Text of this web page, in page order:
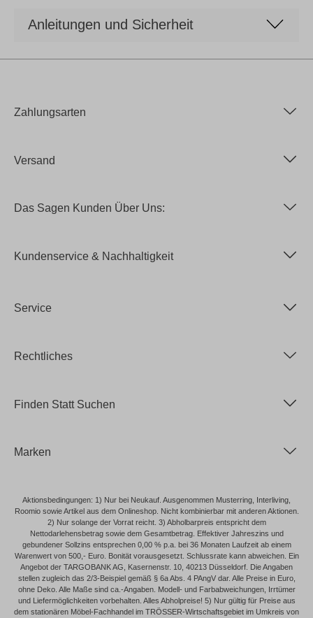
Anleitungen und Sicherheit
Zahlungsarten
Versand
Das Sagen Kunden Über Uns:
Kundenservice & Nachhaltigkeit
Service
Rechtliches
Finden Statt Suchen
Marken
Aktionsbedingungen: 1) Nur bei Neukauf. Ausgenommen Musterring, Interliving,
Roomio sowie Artikel aus dem Onlineshop. Nicht kombinierbar mit anderen Aktionen.
2) Nur solange der Vorrat reicht. 3) Abholbarpreis entspricht dem
Nettodarlehensbetrag sowie dem Gesamtbetrag. Effektiver Jahreszins und
gebundener Sollzins entsprechen 0,00 % p.a. bei 36 Monaten Laufzeit ab einem
Warenwert von 500,- Euro. Bonität vorausgesetzt. Schlussrate kann abweichen. Ein
Angebot der TARGOBANK AG, Kasernenstr. 10, 40213 Düsseldorf. Die Angaben
stellen zugleich das 2/3-Beispiel gemäß § 6a Abs. 4 PAngV dar. Alle Preise in Euro,
ohne Deko. Alle Maße sind ca.-Angaben. Modell- und Farbabweichungen, Irrtümer
und Liefermöglichkeiten vorbehalten. Alles Abholpreise! 5) Nur gültig für Preise aus
dem stationären Möbel-Fachhandel im TRÖSSER-Wirtschaftsgebiet im Umkreis von